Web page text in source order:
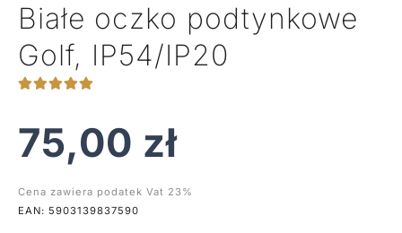
Białe oczko podtynkowe
Golf, IP54/IP20
75,00 zł
Cena zawiera podatek Vat 23%
EAN: 5903139837590